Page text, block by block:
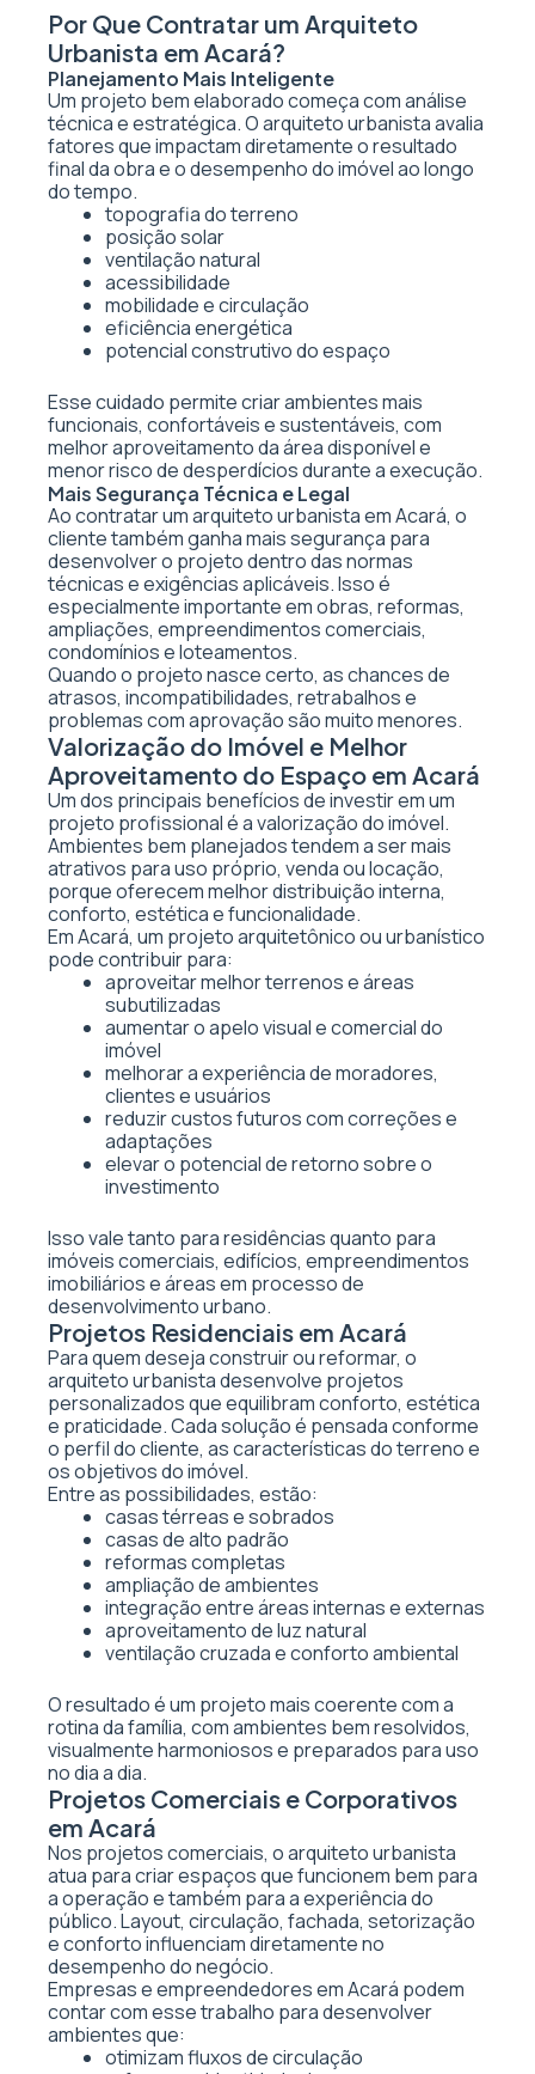
Por Que Contratar um Arquiteto
Urbanista em Acará?
Planejamento Mais Inteligente
Um projeto bem elaborado começa com análise
técnica e estratégica. O arquiteto urbanista avalia
fatores que impactam diretamente o resultado
final da obra e o desempenho do imóvel ao longo
do tempo.
topografia do terreno
posição solar
ventilação natural
acessibilidade
mobilidade e circulação
eficiência energética
potencial construtivo do espaço
Esse cuidado permite criar ambientes mais
funcionais, confortáveis e sustentáveis, com
melhor aproveitamento da área disponível e
menor risco de desperdícios durante a execução.
Mais Segurança Técnica e Legal
Ao contratar um arquiteto urbanista em Acará, o
cliente também ganha mais segurança para
desenvolver o projeto dentro das normas
técnicas e exigências aplicáveis. Isso é
especialmente importante em obras, reformas,
ampliações, empreendimentos comerciais,
condomínios e loteamentos.
Quando o projeto nasce certo, as chances de
atrasos, incompatibilidades, retrabalhos e
problemas com aprovação são muito menores.
Valorização do Imóvel e Melhor
Aproveitamento do Espaço em Acará
Um dos principais benefícios de investir em um
projeto profissional é a valorização do imóvel.
Ambientes bem planejados tendem a ser mais
atrativos para uso próprio, venda ou locação,
porque oferecem melhor distribuição interna,
conforto, estética e funcionalidade.
Em Acará, um projeto arquitetônico ou urbanístico
pode contribuir para:
aproveitar melhor terrenos e áreas
subutilizadas
aumentar o apelo visual e comercial do
imóvel
melhorar a experiência de moradores,
clientes e usuários
reduzir custos futuros com correções e
adaptações
elevar o potencial de retorno sobre o
investimento
Isso vale tanto para residências quanto para
imóveis comerciais, edifícios, empreendimentos
imobiliários e áreas em processo de
desenvolvimento urbano.
Projetos Residenciais em Acará
Para quem deseja construir ou reformar, o
arquiteto urbanista desenvolve projetos
personalizados que equilibram conforto, estética
e praticidade. Cada solução é pensada conforme
o perfil do cliente, as características do terreno e
os objetivos do imóvel.
Entre as possibilidades, estão:
casas térreas e sobrados
casas de alto padrão
reformas completas
ampliação de ambientes
integração entre áreas internas e externas
aproveitamento de luz natural
ventilação cruzada e conforto ambiental
O resultado é um projeto mais coerente com a
rotina da família, com ambientes bem resolvidos,
visualmente harmoniosos e preparados para uso
no dia a dia.
Projetos Comerciais e Corporativos
em Acará
Nos projetos comerciais, o arquiteto urbanista
atua para criar espaços que funcionem bem para
a operação e também para a experiência do
público. Layout, circulação, fachada, setorização
e conforto influenciam diretamente no
desempenho do negócio.
Empresas e empreendedores em Acará podem
contar com esse trabalho para desenvolver
ambientes que:
otimizam fluxos de circulação